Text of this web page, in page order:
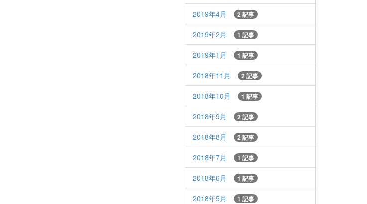
2019年4月 2 記事
2019年2月 1 記事
2019年1月 1 記事
2018年11月 2 記事
2018年10月 1 記事
2018年9月 2 記事
2018年8月 2 記事
2018年7月 1 記事
2018年6月 1 記事
2018年5月 1 記事